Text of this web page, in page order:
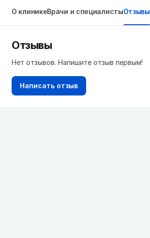
О клиникеВрачи и специалистыОтзывы
Отзывы
Нет отзывов. Напишите отзыв первым!
Написать отзыв